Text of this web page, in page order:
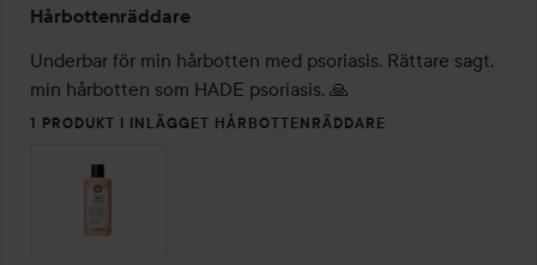
5
av
5
Hårbottenräddare
Underbar för min hårbotten med psoriasis. Rättare sagt,
1 PRODUKT I INLÄGGET HÅRBOTTENRÄDDARE